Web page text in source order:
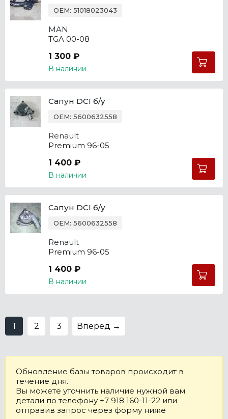
OEM: 51018023043
MAN
TGA 00-08
1 300 ₽
В наличии
Сапун DCI б/у
OEM: 5600632558
Renault
Premium 96-05
1 400 ₽
В наличии
Сапун DCI б/у
OEM: 5600632558
Renault
Premium 96-05
1 400 ₽
В наличии
1 2 3 Вперед →
Обновление базы товаров происходит в
течение дня.
Вы можете уточнить наличие нужной вам
детали по телефону +7 918 160-11-22 или
отправив запрос через форму ниже